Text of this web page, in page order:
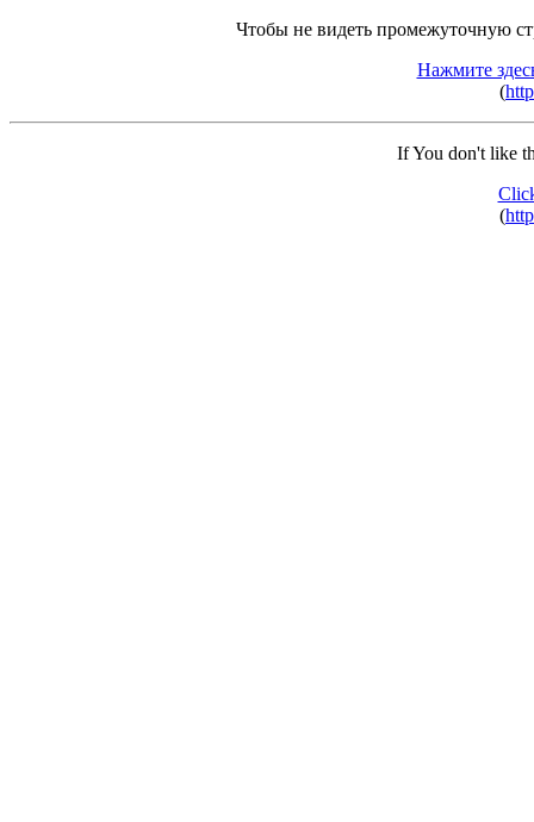
Чтобы не видеть промежуточную
Нажмите
(
If You don't like
(